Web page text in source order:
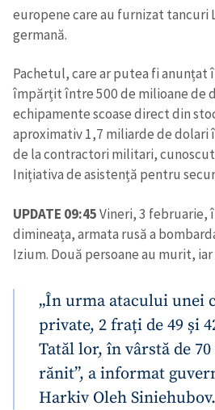
europene care au furnizat tancuri
germană.
Pachetul, care ar putea fi anunțat
împărțit între 500 de milioane de
echipamente scoase direct din
aproximativ 1,7 miliarde de dolari
de la contractori militari,
Inițiativa de asistență pentru
UPDATE 09:45Vineri, 3 februarie,
dimineața, armata rusă a
Izium. Două persoane au murit,
„În urma atacului unei
private, 2 frați de 49 și
Tatăl lor, în vârstă de
rănit”, a informat
Harkiv Oleh Siniehubov.